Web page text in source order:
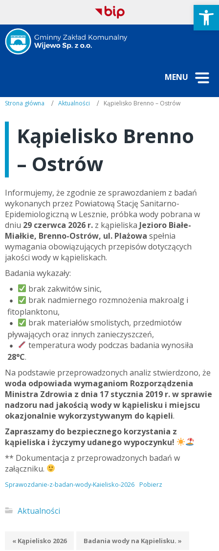
MENU
Strona główna Aktualności Kąpielisko Brenno – Ostrów
Kąpielisko Brenno
– Ostrów
Informujemy, że zgodnie ze sprawozdaniem z badań
wykonanych przez Powiatową Stację Sanitarno-
Epidemiologiczną w Lesznie, próbka wody pobrana w
dniu 29 czerwca 2026 r. z kąpieliska Jezioro Białe-
Miałkie, Brenno-Ostrów, ul. Plażowa spełnia
wymagania obowiązujących przepisów dotyczących
jakości wody w kąpieliskach.
Badania wykazały:
brak zakwitów sinic,
brak nadmiernego rozmnożenia makroalg i
fitoplanktonu,
brak materiałów smolistych, przedmiotów
pływających oraz innych zanieczyszczeń,
temperatura wody podczas badania wynosiła
28°C.
Na podstawie przeprowadzonych analiz stwierdzono, że
woda odpowiada wymaganiom Rozporządzenia
Ministra Zdrowia z dnia 17 stycznia 2019 r. w sprawie
nadzoru nad jakością wody w kąpielisku i miejscu
okazjonalnie wykorzystywanym do kąpieli.
Zapraszamy do bezpiecznego korzystania z
kąpieliska i życzymy udanego wypoczynku!
** Dokumentacja z przeprowadzonych badań w
załączniku.
Sprawozdanie-z-badan-wody-Kaielisko-2026 Pobierz
Aktualności
« Kąpielisko 2026 Badania wody na Kąpielisku. »